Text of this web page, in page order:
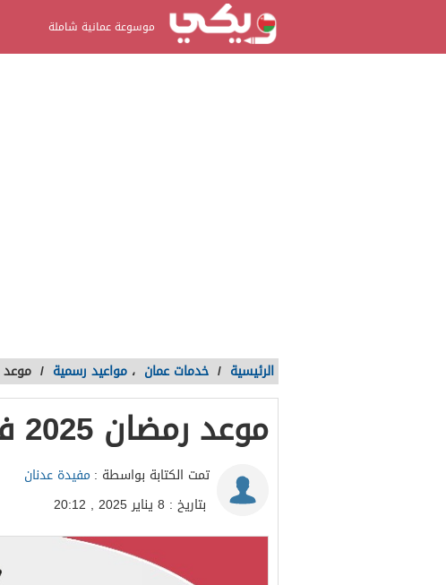
موسوعة عمانية شاملة
الرئيسية / خدمات عمان ، مواعيد رسمية / موعد رمضان
موعد رمضان 2025 في سلطنة عمان
تمت الكتابة بواسطة : مفيدة عدنان
بتاريخ : 8 يناير 2025 , 20:12